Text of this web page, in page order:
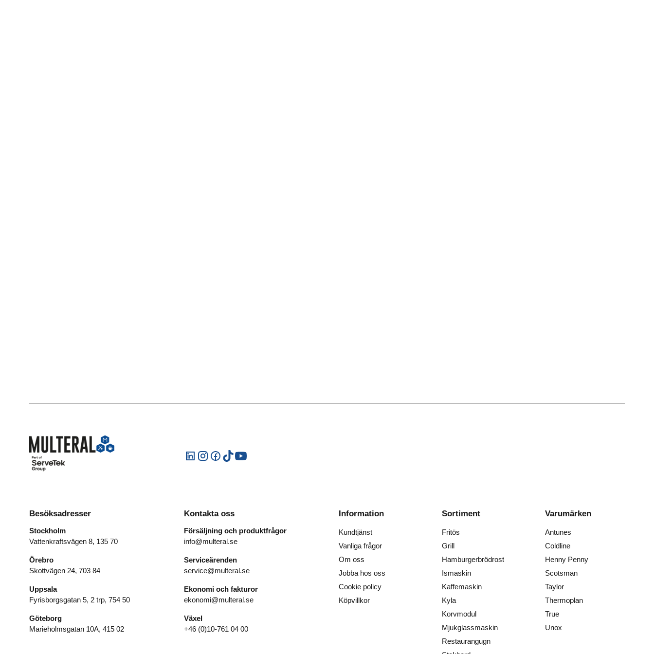
Besöksadresser
Stockholm
Vattenkraftsvägen 8, 135 70
Örebro
Skottvägen 24, 703 84
Uppsala
Fyrisborgsgatan 5, 2 trp, 754 50
Göteborg
Marieholmsgatan 10A, 415 02
Kontakta oss
Försäljning och produktfrågor
info@multeral.se
Serviceärenden
service@multeral.se
Ekonomi och fakturor
ekonomi@multeral.se
Växel
+46 (0)10-761 04 00
Information
Kundtjänst
Vanliga frågor
Om oss
Jobba hos oss
Cookie policy
Köpvillkor
Sortiment
Fritös
Grill
Hamburgerbrödrost
Ismaskin
Kaffemaskin
Kyla
Korvmodul
Mjukglassmaskin
Restaurangugn
Varumärken
Antunes
Coldline
Henny Penny
Scotsman
Taylor
Thermoplan
True
Unox